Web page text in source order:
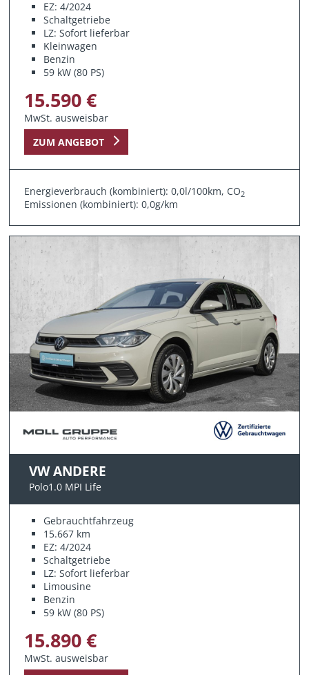
EZ: 4/2024
Schaltgetriebe
LZ: Sofort lieferbar
Kleinwagen
Benzin
59 kW (80 PS)
15.590 €
MwSt. ausweisbar
ZUM ANGEBOT
Energieverbrauch (kombiniert): 0,0l/100km, CO2
Emissionen (kombiniert): 0,0g/km
VW ANDERE
Polo1.0 MPI Life
Gebrauchtfahrzeug
15.667 km
EZ: 4/2024
Schaltgetriebe
LZ: Sofort lieferbar
Limousine
Benzin
59 kW (80 PS)
15.890 €
MwSt. ausweisbar